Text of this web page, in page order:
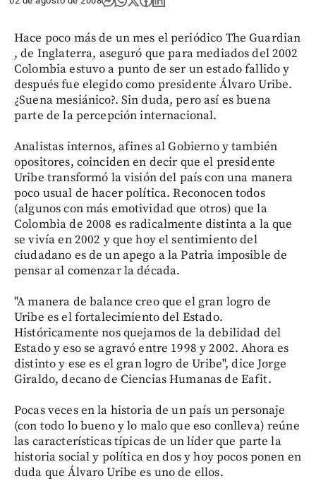
Hace poco más de un mes el periódico The Guardian
, de Inglaterra, aseguró que para mediados del 2002
Colombia estuvo a punto de ser un estado fallido y
después fue elegido como presidente Álvaro Uribe.
¿Suena mesiánico?. Sin duda, pero así es buena
parte de la percepción internacional.
Analistas internos, afines al Gobierno y también
opositores, coinciden en decir que el presidente
Uribe transformó la visión del país con una manera
poco usual de hacer política. Reconocen todos
(algunos con más emotividad que otros) que la
Colombia de 2008 es radicalmente distinta a la que
se vivía en 2002 y que hoy el sentimiento del
ciudadano es de un apego a la Patria imposible de
pensar al comenzar la década.
"A manera de balance creo que el gran logro de
Uribe es el fortalecimiento del Estado.
Históricamente nos quejamos de la debilidad del
Estado y eso se agravó entre 1998 y 2002. Ahora es
distinto y ese es el gran logro de Uribe", dice Jorge
Giraldo, decano de Ciencias Humanas de Eafit.
Pocas veces en la historia de un país un personaje
(con todo lo bueno y lo malo que eso conlleva) reúne
las características típicas de un líder que parte la
historia social y política en dos y hoy pocos ponen en
duda que Álvaro Uribe es uno de ellos.